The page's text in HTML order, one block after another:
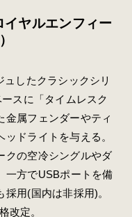
ヤルエンフィー
したクラシックシリ
スに「タイムレスク
金属フェンダーやティ
ドライトを与える。
クの空冷シングルやダ
一方でUSBポートを備
用(国内は非採用)。
改定。